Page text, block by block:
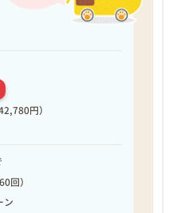
円）
回）
ン